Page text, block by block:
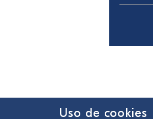
Uso de cookies